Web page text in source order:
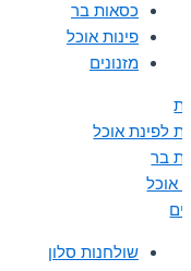
כסאות בר
פינות אוכל
מזנונים
לפינת אוכל
בר
אוכל
שולחנות סלון